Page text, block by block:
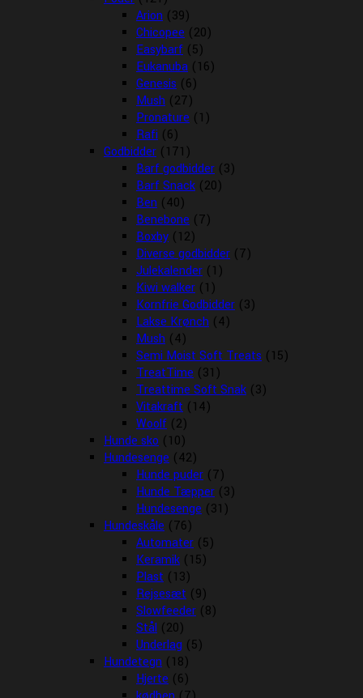
Arion (39)
Chicopee (20)
Easybarf (5)
Eukanuba (16)
Genesis (6)
Mush (27)
Pronature (1)
Rafi (6)
Godbidder (171)
Barf godbidder (3)
Barf Snack (20)
Ben (40)
Benebone (7)
Boxby (12)
Diverse godbidder (7)
Julekalender (1)
Kiwi walker (1)
Kornfrie Godbidder (3)
Lakse Krønch (4)
Mush (4)
Semi Moist Soft Treats (15)
TreatTime (31)
Treattime Soft Snak (3)
Vitakraft (14)
Woolf (2)
Hunde sko (10)
Hundesenge (42)
Hunde puder (7)
Hunde Tæpper (3)
Hundesenge (31)
Hundeskåle (76)
Automater (5)
Keramik (15)
Plast (13)
Rejsesæt (9)
Slowfeeder (8)
Stål (20)
Underlag (5)
Hundetegn (18)
Hjerte (6)